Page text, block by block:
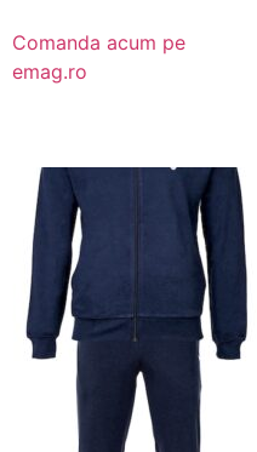
Comanda acum pe
emag.ro